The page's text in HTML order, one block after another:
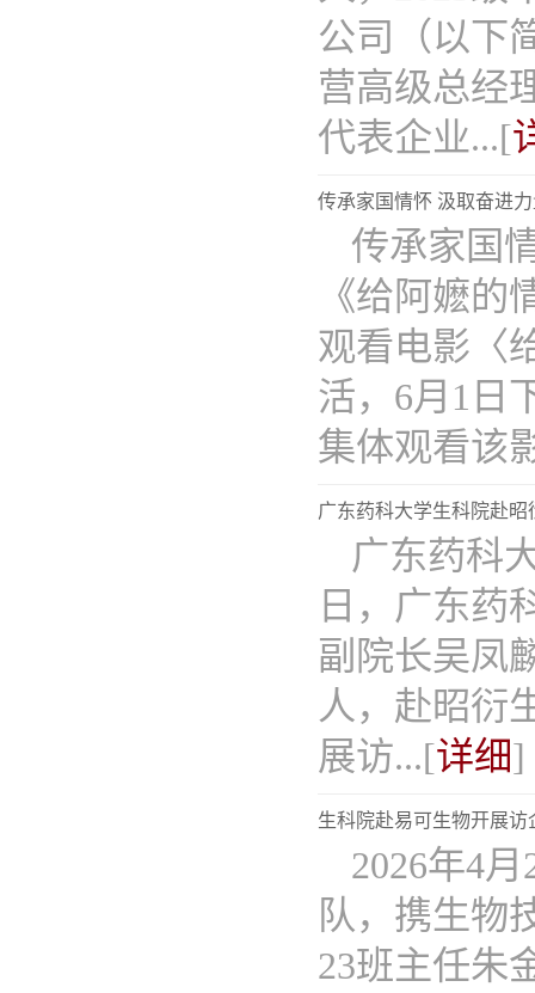
公司（以下
营高级总经
代表企业...[
传承家国情怀 汲取奋进
传承家国
《给阿嬷
观看电影〈
活，6月1日
集体观看该
广东药科大学生科院赴
广东药科
日，广东药
副院长吴凤
人，赴昭衍
展访...[详细]
生科院赴易可生物开展访
​2026年4
队，携生物
23班主任朱